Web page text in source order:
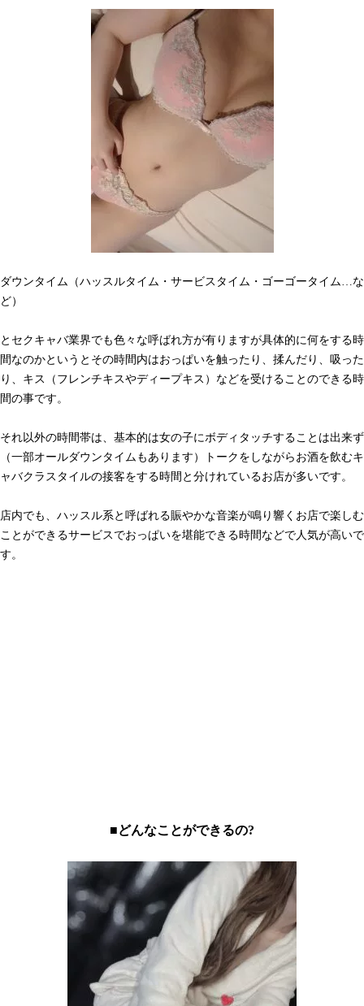
ダウンタイム（ハッスルタイム・サービスタイム・ゴーゴータイム…な
ど）
とセクキャバ業界でも色々な呼ばれ方が有りますが具体的に何をする時
間なのかというとその時間内はおっぱいを触ったり、揉んだり、吸った
り、キス（フレンチキスやディープキス）などを受けることのできる時
間の事です。
それ以外の時間帯は、基本的は女の子にボディタッチすることは出来ず
（一部オールダウンタイムもあります）トークをしながらお酒を飲むキ
ャバクラスタイルの接客をする時間と分けれているお店が多いです。
店内でも、ハッスル系と呼ばれる賑やかな音楽が鳴り響くお店で楽しむ
ことができるサービスでおっぱいを堪能できる時間などで人気が高いで
す。
■どんなことができるの?